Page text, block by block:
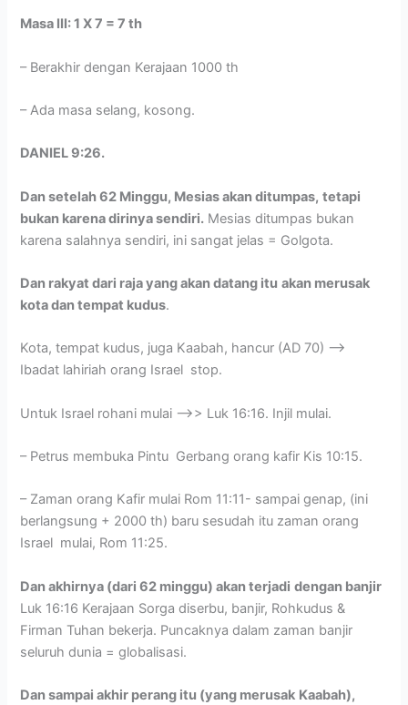
Masa III: 1 X 7 = 7 th
– Berakhir dengan Kerajaan 1000 th
– Ada masa selang, kosong.
DANIEL 9:26.
Dan setelah 62 Minggu, Mesias akan ditumpas, tetapi
bukan karena dirinya sendiri. Mesias ditumpas bukan
karena salahnya sendiri, ini sangat jelas = Golgota.
Dan rakyat dari raja yang akan datang itu akan merusak
kota dan tempat kudus.
Kota, tempat kudus, juga Kaabah, hancur (AD 70) –>
Ibadat lahiriah orang Israel stop.
Untuk Israel rohani mulai –>> Luk 16:16. Injil mulai.
– Petrus membuka Pintu Gerbang orang kafir Kis 10:15.
– Zaman orang Kafir mulai Rom 11:11- sampai genap, (ini
berlangsung + 2000 th) baru sesudah itu zaman orang
Israel mulai, Rom 11:25.
Dan akhirnya (dari 62 minggu) akan terjadi dengan banjir
Luk 16:16 Kerajaan Sorga diserbu, banjir, Rohkudus &
Firman Tuhan bekerja. Puncaknya dalam zaman banjir
seluruh dunia = globalisasi.
Dan sampai akhir perang itu (yang merusak Kaabah),